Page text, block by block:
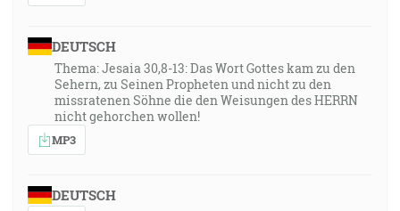
DEUTSCH
Thema: Jesaia 30,8-13: Das Wort Gottes kam zu den
Sehern, zu Seinen Propheten und nicht zu den
missratenen Söhne die den Weisungen des HERRN
nicht gehorchen wollen!
MP3
DEUTSCH